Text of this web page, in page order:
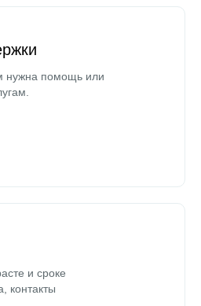
нужна помощь или
и сроке
контакты